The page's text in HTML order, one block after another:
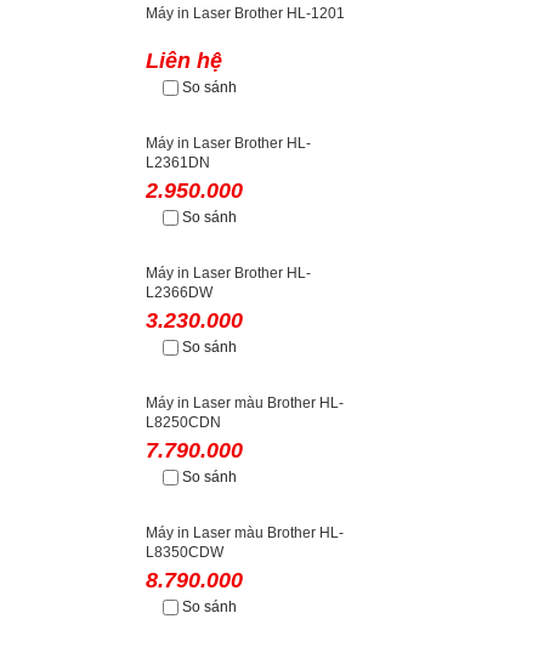
Máy in Laser Brother HL-1201
Liên hệ
So sánh
Máy in Laser Brother HL-
L2361DN
2.950.000
So sánh
Máy in Laser Brother HL-
L2366DW
3.230.000
So sánh
Máy in Laser màu Brother HL-
L8250CDN
7.790.000
So sánh
Máy in Laser màu Brother HL-
L8350CDW
8.790.000
So sánh